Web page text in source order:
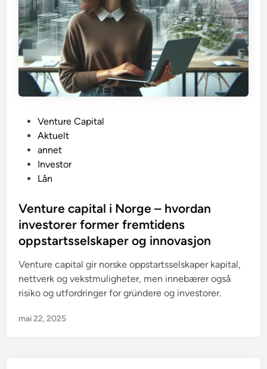
i
n
Venture Capital
Aktuelt
annet
Investor
Lån
Venture capital i Norge – hvordan
investorer former fremtidens
oppstartsselskaper og innovasjon
Venture capital gir norske oppstartsselskaper kapital,
nettverk og vekstmuligheter, men innebærer også
risiko og utfordringer for gründere og investorer.
mai 22, 2025